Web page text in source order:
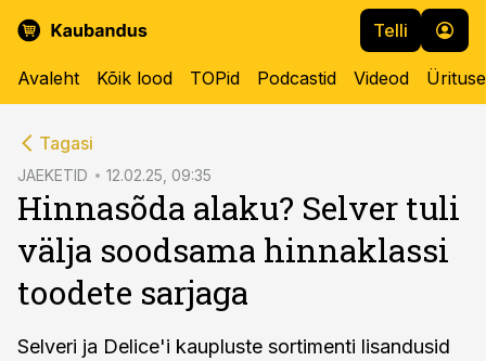
Telli
Avaleht Kõik lood TOPid Podcastid Videod
Tagasi
JAEKETID 12.02.25, 09:35
Hinnasõda alaku? Selver tuli
välja soodsama hinnaklassi
toodete sarjaga
Selveri ja Delice'i kaupluste sortimenti lisandusid